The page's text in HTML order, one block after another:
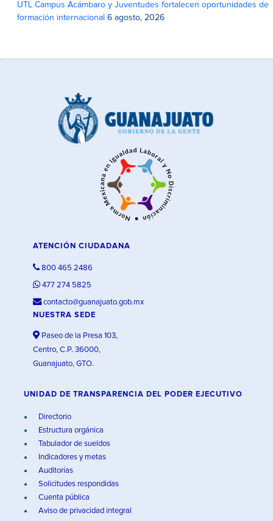
UTL Campus Acámbaro y Juventudes fortalecen oportunidades de
formación internacional 6 agosto, 2026
ATENCIÓN CIUDADANA
800 465 2486
477 274 5825
contacto@guanajuato.gob.mx
NUESTRA SEDE
Paseo de la Presa 103,
Centro, C.P. 36000,
Guanajuato, GTO.
UNIDAD DE TRANSPARENCIA DEL PODER EJECUTIVO
Directorio
Estructura orgánica
Tabulador de sueldos
Indicadores y metas
Auditorías
Solicitudes respondidas
Cuenta pública
Aviso de privacidad integral